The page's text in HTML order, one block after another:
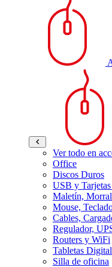
Ver todo en
Office
Discos Duros
USB y
Maletín,
Mouse,
Cables,
Regulador,
Routers y WiFi
Tabletas
Silla de oficina